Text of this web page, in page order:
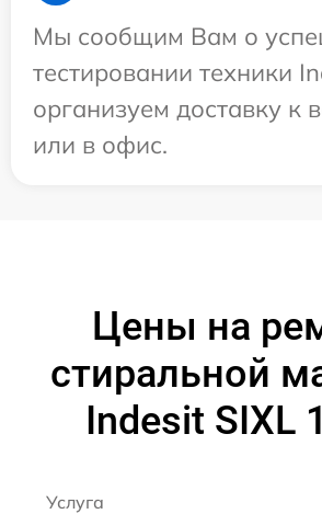
Мы сообщим Вам о
тестировании техники
организуем доставку к
или в офис.
Цены на
стиральной
Indesit SIXL
Услуга